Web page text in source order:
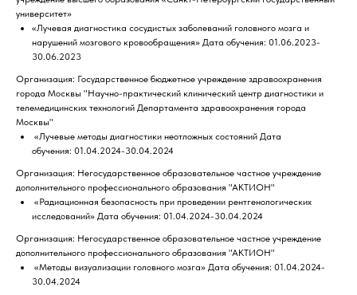
университет»
«Лучевая диагностика сосудистых заболеваний головного мозга и
нарушений мозгового кровообращения» Дата обучения: 01.06.2023-
30.06.2023
Организация: Государственное бюджетное учреждение здравоохранения
города Москвы "Научно-практический клинический центр диагностики и
телемедицинских технологий Департамента здравоохранения города
Москвы"
«Лучевые методы диагностики неотложных состояний Дата
обучения: 01.04.2024-30.04.2024
Организация: Негосударственное образовательное частное учреждение
дополнительного профессионального образования "АКТИОН"
«Радиационная безопасность при проведении рентгенологических
исследований» Дата обучения: 01.04.2024-30.04.2024
Организация: Негосударственное образовательное частное учреждение
дополнительного профессионального образования "АКТИОН"
«Методы визуализации головного мозга» Дата обучения: 01.04.2024-
30.04.2024